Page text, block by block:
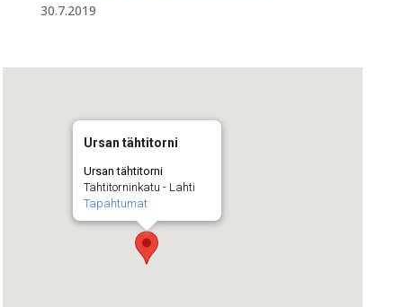
30.7.2019
Ursan tähtitorni
Ursan tähtitorni
Tähtitorninkatu - Lahti
Tapahtumat